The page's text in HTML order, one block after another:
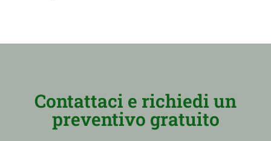
Contattaci e richiedi un
preventivo gratuito